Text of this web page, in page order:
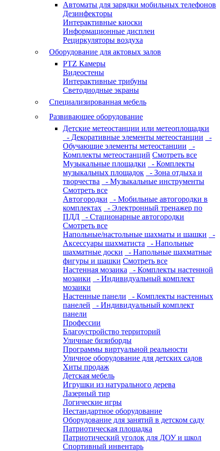
Автоматы для зарядки мобильных телефонов
Дезинфекторы
Интерактивные киоски
Информационные дисплеи
Рециркуляторы воздуха
Оборудование для актовых залов
PTZ Камеры
Видеостены
Интерактивные трибуны
Светодиодные экраны
Специализированная мебель
Развивающее оборудование
Детские метеостанции или метеоплощадки
- Декоративные элементы метеостанции
-
Обучающие элементы метеостанции
-
Комплекты метеостанций Смотреть все
Музыкальные площадки
- Комплекты
музыкальных площадок
- Зона отдыха и
творчества
- Музыкальные инструменты
Смотреть все
Автогородки
- Мобильные автогородки в
комплектах
- Электронный тренажер по
ПДД
- Стационарные автогородки
Смотреть все
Напольные/настольные шахматы и шашки
-
Аксессуары шахматиста
- Напольные
шахматные доски
- Напольные шахматные
фигуры и шашки Смотреть все
Настенная мозаика
- Комплекты настенной
мозаики
- Индивидуальный комплект
мозаики
Настенные панели
- Комплекты настенных
панелей
- Индивидуальный комплект
панели
Профессии
Благоустройство территорий
Уличные бизиборды
Программы виртуальной реальности
Уличное оборудование для детских садов
Хиты продаж
Детская мебель
Игрушки из натурального дерева
Лазерный тир
Логические игры
Нестандартное оборудование
Оборудование для занятий в детском саду
Патриотическая площадка
Патриотический уголок для ДОУ и школ
Спортивный инвентарь